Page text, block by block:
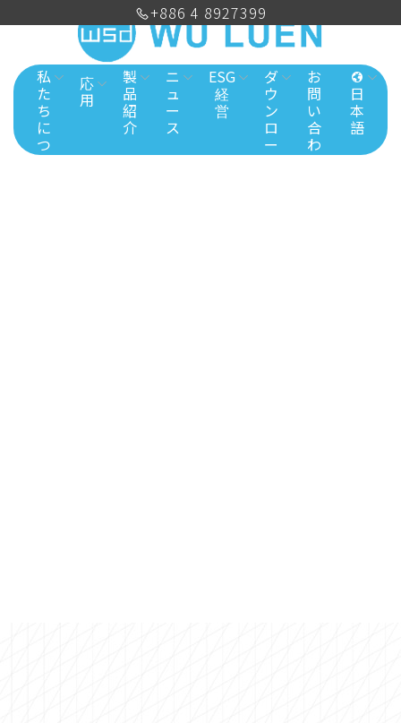
私
た
ち
に
つ
い
応
用
製
品
紹
介
ニ
ュ
ー
ス
ESG
経
営
ダ
ウ
ン
ロ
ー
ド
お
問
い
合
わ
せ
日
本
語
+886 4 8927399